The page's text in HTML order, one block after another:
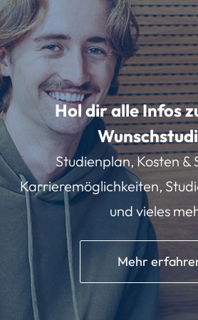
Hol dir alle Infos
Studienplan, Kosten &
Karrieremöglichkeiten,
und vieles
Mehr